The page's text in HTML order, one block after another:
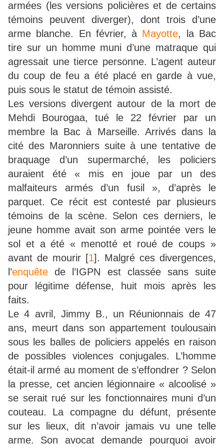
armées (les versions policières et de certains
témoins peuvent diverger), dont trois d’une
arme blanche. En février, à Mayotte, la Bac
tire sur un homme muni d’une matraque qui
agressait une tierce personne. L’agent auteur
du coup de feu a été placé en garde à vue,
puis sous le statut de témoin assisté.
Les versions divergent autour de la mort de
Mehdi Bourogaa, tué le 22 février par un
membre la Bac à Marseille. Arrivés dans la
cité des Maronniers suite à une tentative de
braquage d’un supermarché, les policiers
auraient été « mis en joue par un des
malfaiteurs armés d’un fusil », d’après le
parquet. Ce récit est contesté par plusieurs
témoins de la scène. Selon ces derniers, le
jeune homme avait son arme pointée vers le
sol et a été « menotté et roué de coups »
avant de mourir [1]. Malgré ces divergences,
l’enquête de l’IGPN est classée sans suite
pour légitime défense, huit mois après les
faits.
Le 4 avril, Jimmy B., un Réunionnais de 47
ans, meurt dans son appartement toulousain
sous les balles de policiers appelés en raison
de possibles violences conjugales. L’homme
était-il armé au moment de s’effondrer ? Selon
la presse, cet ancien légionnaire « alcoolisé »
se serait rué sur les fonctionnaires muni d’un
couteau. La compagne du défunt, présente
sur les lieux, dit n’avoir jamais vu une telle
arme. Son avocat demande pourquoi avoir